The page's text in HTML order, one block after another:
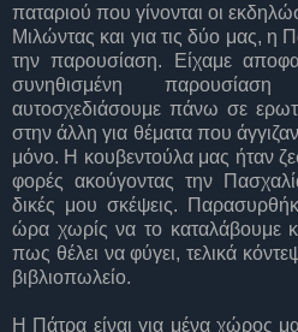
παταριού που γίνονται οι
Μιλώντας και για τις δύο μας, η
την παρουσίαση. Είχαμε
συνηθισμένη
αυτοσχεδιάσουμε πάνω σε
στην άλλη για θέματα που
μόνο. Η κουβεντούλα μας ήταν
φορές ακούγοντας την
δικές μου σκέψεις.
ώρα χωρίς να το καταλάβουμε
πως θέλει να φύγει, τελικά
βιβλιοπωλείο.
Η Πάτρα είναι για μένα χώρος